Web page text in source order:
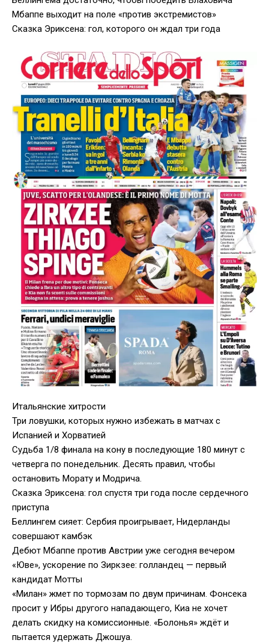
Мбаппе выходит на поле «против экстремистов»
Сказка Эриксена: гол, которого он ждал три года
Итальянские хитрости
Три ловушки, которых нужно избежать в матчах с
Испанией и Хорватией
Судьба 1/8 финала на кону в последующие 180 минут с
четверга по понедельник. Десять правил, чтобы
остановить Морату и Модрича.
Сказка Эриксена: гол спустя три года после сердечного
приступа
Беллингем сияет: Сербия проигрывает, Нидерланды
совершают камбэк
Дебют Мбаппе против Австрии уже сегодня вечером
«Юве», ускорение по Зиркзее: голландец — первый
кандидат Мотты
«Милан» жмет по тормозам по двум причинам. Фонсека
просит у Ибры другого нападающего, Киа не хочет
делать скидку на комиссионные. «Болонья» ждёт и
пытается удержать Джошуа.